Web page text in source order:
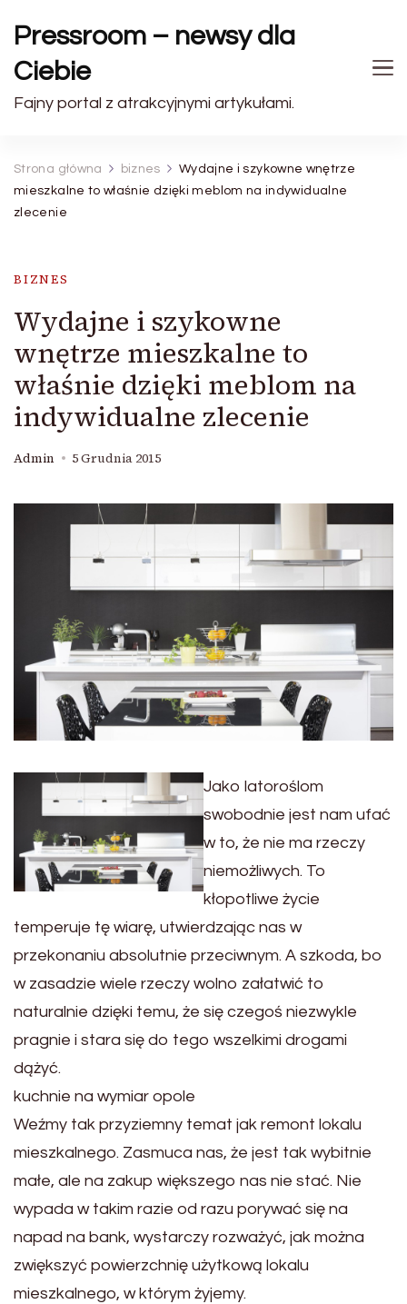
Pressroom – newsy dla
Ciebie
Fajny portal z atrakcyjnymi artykułami.
Strona główna biznes
Wydajne i szykowne wnętrze
mieszkalne to właśnie dzięki meblom na indywidualne
zlecenie
BIZNES
Wydajne i szykowne
wnętrze mieszkalne to
właśnie dzięki meblom na
indywidualne zlecenie
Admin 5 Grudnia 2015
Jako latoroślom
swobodnie jest nam ufać
w to, że nie ma rzeczy
niemożliwych. To
kłopotliwe życie
temperuje tę wiarę, utwierdzając nas w
przekonaniu absolutnie przeciwnym. A szkoda, bo
w zasadzie wiele rzeczy wolno załatwić to
naturalnie dzięki temu, że się czegoś niezwykle
pragnie i stara się do tego wszelkimi drogami
dążyć.
kuchnie na wymiar opole
Weźmy tak przyziemny temat jak remont lokalu
mieszkalnego. Zasmuca nas, że jest tak wybitnie
małe, ale na zakup większego nas nie stać. Nie
wypada w takim razie od razu porywać się na
napad na bank, wystarczy rozważyć, jak można
zwiększyć powierzchnię użytkową lokalu
mieszkalnego, w którym żyjemy.